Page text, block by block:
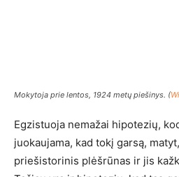
Mokytoja prie lentos, 1924 metų piešinys. (
Egzistuoja nemažai hipotezių,
juokaujama, kad tokį garsą,
priešistorinis plėšrūnas ir jis